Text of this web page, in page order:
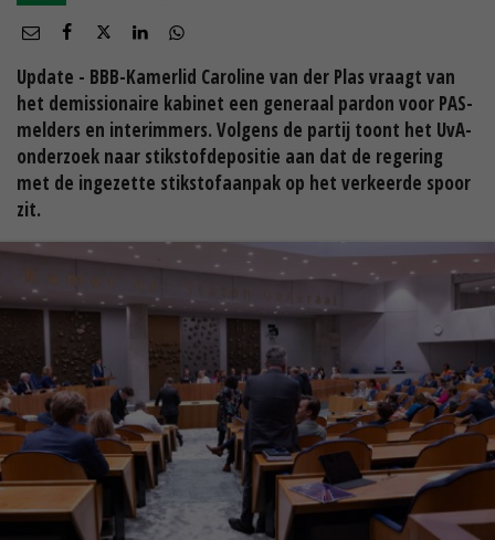
Update - BBB-Kamerlid Caroline van der Plas vraagt van
het demissionaire kabinet een generaal pardon voor PAS-
melders en interimmers. Volgens de partij toont het UvA-
onderzoek naar stikstofdepositie aan dat de regering
met de ingezette stikstofaanpak op het verkeerde spoor
zit.